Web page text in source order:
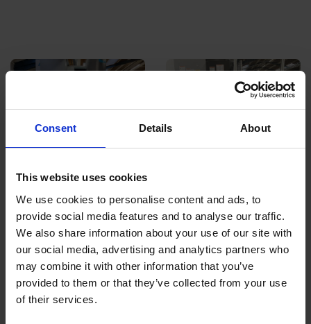
Consent Details About
This website uses cookies
We use cookies to personalise content and ads, to
provide social media features and to analyse our traffic.
We also share information about your use of our site with
our social media, advertising and analytics partners who
may combine it with other information that you’ve
provided to them or that they’ve collected from your use
of their services.